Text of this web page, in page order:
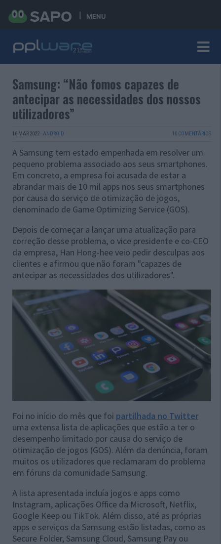
MENU
Samsung: “Não fomos capazes de
antecipar as necessidades dos nossos
utilizadores”
16 MAR 2022 · ANDROID 10 COMENTÁRIOS
A Samsung tem estado empenhada em resolver um
pequeno problema associado aos seus smartphones.
Em concreto, a empresa foi acusada de estar a
abrandar mais de 10 mil apps nos seus smartphones
por causa do serviço de otimização de jogos,
denominado de Game Optimizing Service (GOS).
Depois de começar a lançar uma atualização para
correção desse problema, o vice presidente e co-CEO
da empresa, Han Hong-hee veio pedir desculpas aos
clientes e afirmou que não foram "capazes de
antecipar as necessidades dos utilizadores".
Foi no início do mês que foi partilhada no Twitter
uma extensa lista de aplicações que estão a ter o
desempenho limitado por causa do serviço de
otimização de jogos (GOS). Além da denúncia, foram
muitos os utilizadores que reclamaram do problema
em fóruns da comunidade Samsung.
A lista apresentada incluía jogos e apps como
Instagram, aplicações Office da Microsoft, Netflix,
Google Keep ou TikTok. Além disso, até as próprias
apps e serviços da Samsung estão listadas, como as
Secure Folder, Samsung Cloud, Samsung Pay ou